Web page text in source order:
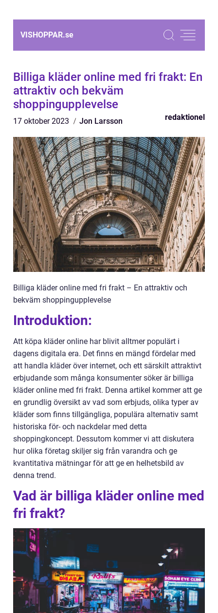
VISHOPPAR.se
Billiga kläder online med fri frakt: En
attraktiv och bekväm
shoppingupplevelse
17 oktober 2023 Jon Larsson redaktionel
Billiga kläder online med fri frakt – En attraktiv och
bekväm shoppingupplevelse
Introduktion:
Att köpa kläder online har blivit alltmer populärt i
dagens digitala era. Det finns en mängd fördelar med
att handla kläder över internet, och ett särskilt attraktivt
erbjudande som många konsumenter söker är billiga
kläder online med fri frakt. Denna artikel kommer att ge
en grundlig översikt av vad som erbjuds, olika typer av
kläder som finns tillgängliga, populära alternativ samt
historiska för- och nackdelar med detta
shoppingkoncept. Dessutom kommer vi att diskutera
hur olika företag skiljer sig från varandra och ge
kvantitativa mätningar för att ge en helhetsbild av
denna trend.
Vad är billiga kläder online med
fri frakt?